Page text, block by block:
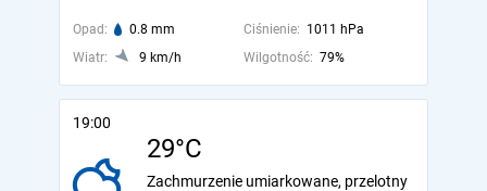
Opad: 0.8 mm Ciśnienie: 1011 hPa
Wiatr:
9 km/h Wilgotność: 79%
19:00
29°C
Zachmurzenie umiarkowane, przelotny